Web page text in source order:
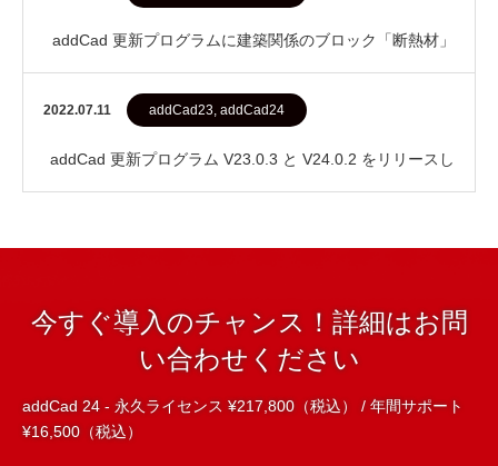
addCad 更新プログラムに建築関係のブロック「断熱材」
「天井下 地」「添景」「アルミサッシおさ…
2022.07.11 addCad23, addCad24
addCad 更新プログラム V23.0.3 と V24.0.2 をリリースし
今すぐ導入のチャンス！詳細はお問
い合わせください
addCad 24 - 永久ライセンス ¥217,800（税込） / 年間サポート
¥16,500（税込）